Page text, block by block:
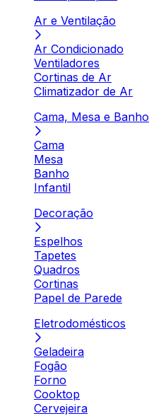
Ar e Ventilação
Ar Condicionado
Ventiladores
Cortinas de Ar
Climatizador de Ar
Cama, Mesa e Banho
Cama
Mesa
Banho
Infantil
Decoração
Espelhos
Tapetes
Quadros
Cortinas
Papel de Parede
Eletrodomésticos
Geladeira
Fogão
Forno
Cooktop
Cervejeira